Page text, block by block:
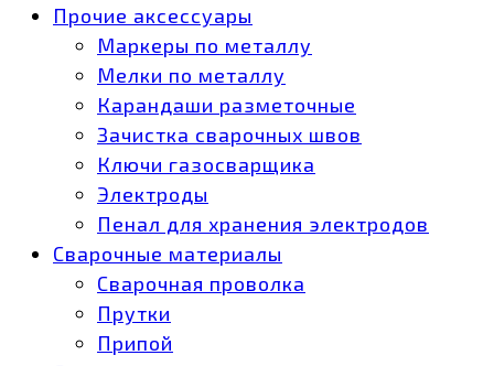
Прочие аксессуары
Маркеры по металлу
Мелки по металлу
Карандаши разметочные
Зачистка сварочных швов
Ключи газосварщика
Электроды
Пенал для хранения электродов
Сварочные материалы
Сварочная проволка
Прутки
Припой